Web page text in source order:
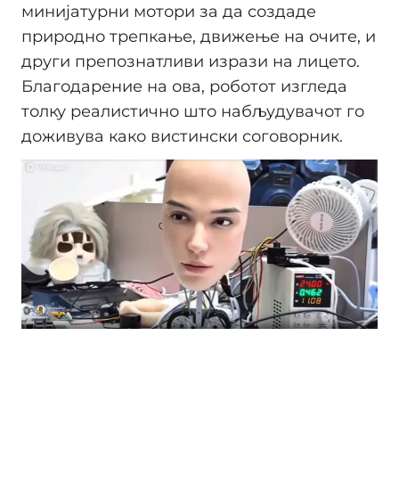
минијатурни мотори за да создаде
природно трепкање, движење на очите, и
други препознатливи изрази на лицето.
Благодарение на ова, роботот изгледа
толку реалистично што набљудувачот го
доживува како вистински соговорник.